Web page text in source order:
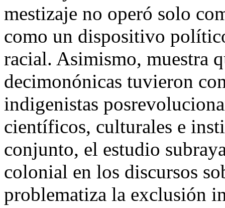
mestizaje no operó solo
como un dispositivo
racial. Asimismo, muestra
decimonónicas tuvieron
indigenistas
científicos, culturales e
conjunto, el estudio
colonial en los discursos
problematiza la exclusión